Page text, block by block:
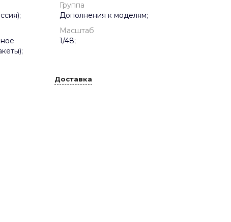
Группа
Дополнения к моделям;
Масштаб
1/48;
Доставка